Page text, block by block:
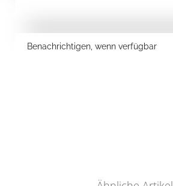
Benachrichtigen, wenn verfügbar